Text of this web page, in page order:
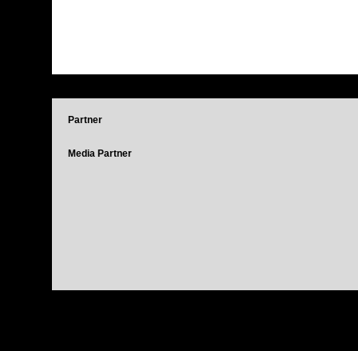
Partner
Media Partner